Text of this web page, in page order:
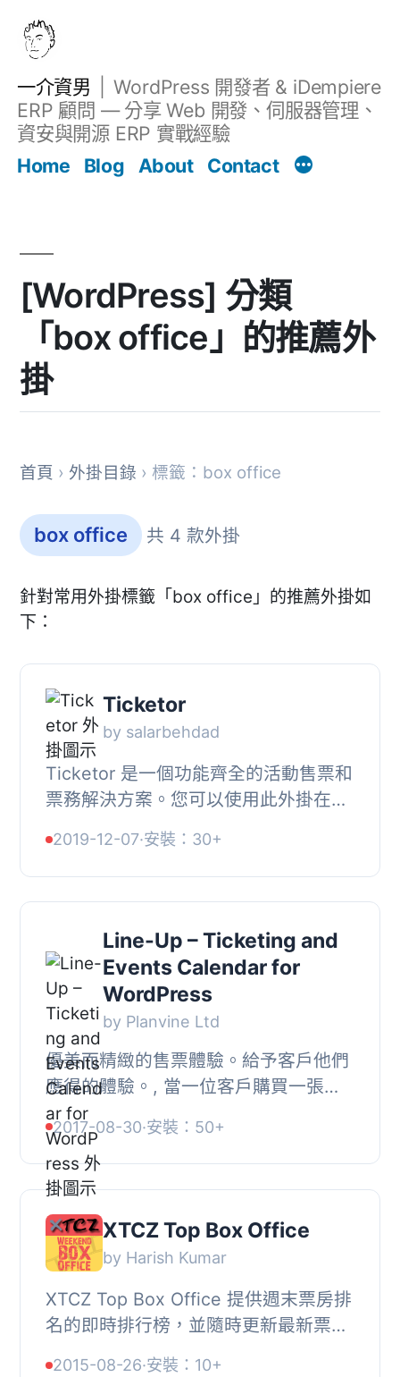
一介資男
WordPress 開發者 & iDempiere
ERP 顧問 — 分享 Web 開發、伺服器管理、
資安與開源 ERP 實戰經驗
Home
Blog About Contact
[WordPress] 分類
「box office」的推薦外
掛
首頁 › 外掛目錄 › 標籤：box office
box office 共 4 款外掛
針對常用外掛標籤「box office」的推薦外掛如
下：
Ticketor
by salarbehdad
Ticketor 是一個功能齊全的活動售票和
票務解決方案。您可以使用此外掛在您
票房功能。, 請注意，此外掛只是一個
輕量級的外...
2019-12-07·安裝：30+
Line-Up – Ticketing and
Events Calendar for
WordPress
by Planvine Ltd
優美而精緻的售票體驗。給予客戶他們
應得的體驗。, 當一位客戶購買一張門
票時，活動就開始了。超過三分之二的
人表示，糟糕的購票體驗會阻止他們再
回來。, 當...
2017-08-30·安裝：50+
XTCZ Top Box Office
by Harish Kumar
XTCZ Top Box Office 提供週末票房排
名的即時排行榜，並隨時更新最新票房
2015-08-26·安裝：10+
文章 Filter